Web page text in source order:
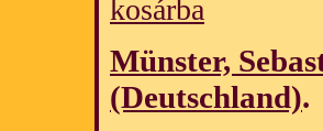
kosárba
Münster,
(Deutschland).